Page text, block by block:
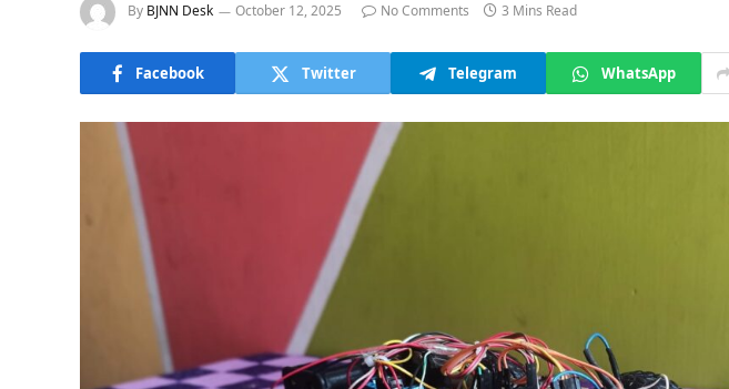
By BJNN Desk October 12, 2025 No Comments 3 Mins Read
Facebook Twitter Telegram WhatsApp